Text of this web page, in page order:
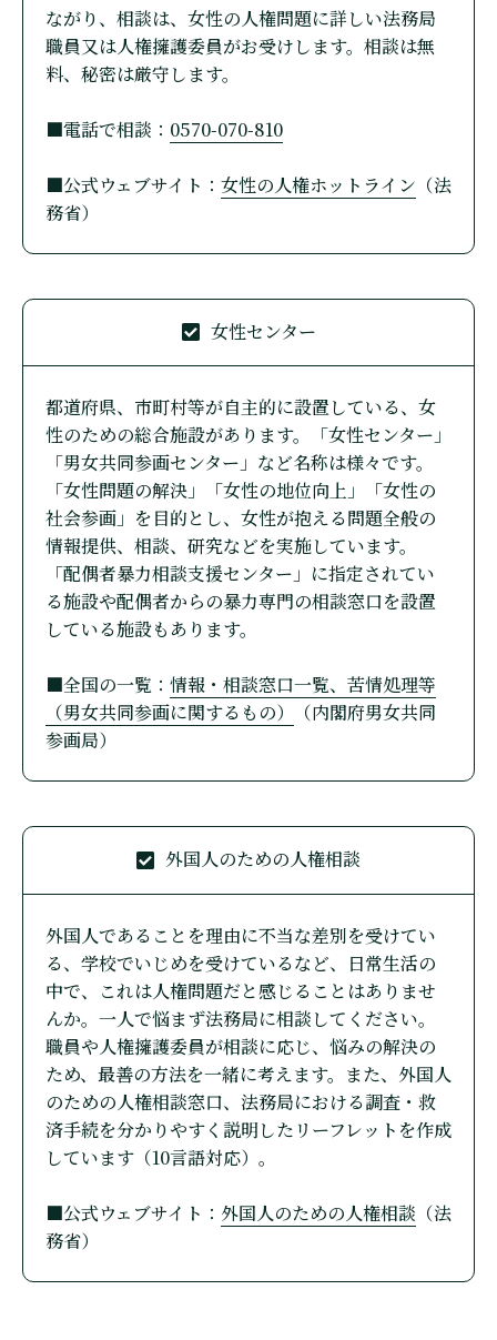
ながり、相談は、女性の人権問題に詳しい法務局
職員又は人権擁護委員がお受けします。相談は無
料、秘密は厳守します。
■電話で相談： 0570-070-810
■公式ウェブサイト： 女性の人権ホットライン （法
務省）
女性センター
都道府県、市町村等が自主的に設置している、女
性のための総合施設があります。「女性センター」
「男女共同参画センター」など名称は様々です。
「女性問題の解決」「女性の地位向上」「女性の
社会参画」を目的とし、女性が抱える問題全般の
情報提供、相談、研究などを実施しています。
「配偶者暴力相談支援センター」に指定されてい
る施設や配偶者からの暴力専門の相談窓口を設置
している施設もあります。
■全国の一覧： 情報・相談窓口一覧、苦情処理等
（男女共同参画に関するもの）
（内閣府男女共同
参画局）
外国人のための人権相談
外国人であることを理由に不当な差別を受けてい
る、学校でいじめを受けているなど、日常生活の
中で、これは人権問題だと感じることはありませ
んか。一人で悩まず法務局に相談してください。
職員や人権擁護委員が相談に応じ、悩みの解決の
ため、最善の方法を一緒に考えます。また、外国人
のための人権相談窓口、法務局における調査・救
済手続を分かりやすく説明したリーフレットを作成
しています（10言語対応）。
■公式ウェブサイト： 外国人のための人権相談 （法
務省）